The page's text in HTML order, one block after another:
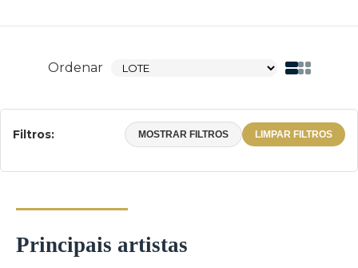
Ordenar
Filtros: MOSTRAR FILTROS LIMPAR FILTROS
Principais artistas